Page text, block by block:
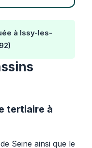
à Issy-les-
tertiaire à
Seine ainsi que le